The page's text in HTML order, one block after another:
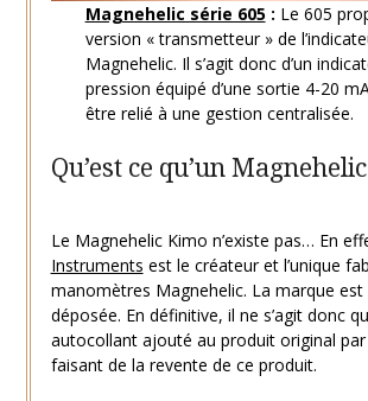
Magnehelic série 605: Le 605
version « transmetteur » de
Magnehelic. Il s’agit donc d’un
pression équipé d’une sortie 4-20
être relié à une gestion centralisée.
Qu’est ce qu’un
Le Magnehelic Kimo n’existe pas… En
Instruments est le créateur et l’unique
manomètres Magnehelic. La marque est
déposée. En définitive, il ne s’agit donc
autocollant ajouté au produit original
faisant de la revente de ce produit.